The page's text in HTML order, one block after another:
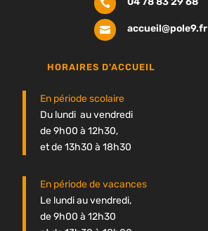

 accueil@pole9.fr
HORAIRES D'ACCUEIL
En période scolaire
Du lundi au vendredi
de 9h00 à 12h30,
et de 13h30 à 18h30
En période de vacances
Le lundi au vendredi,
de 9h00 à 12h30